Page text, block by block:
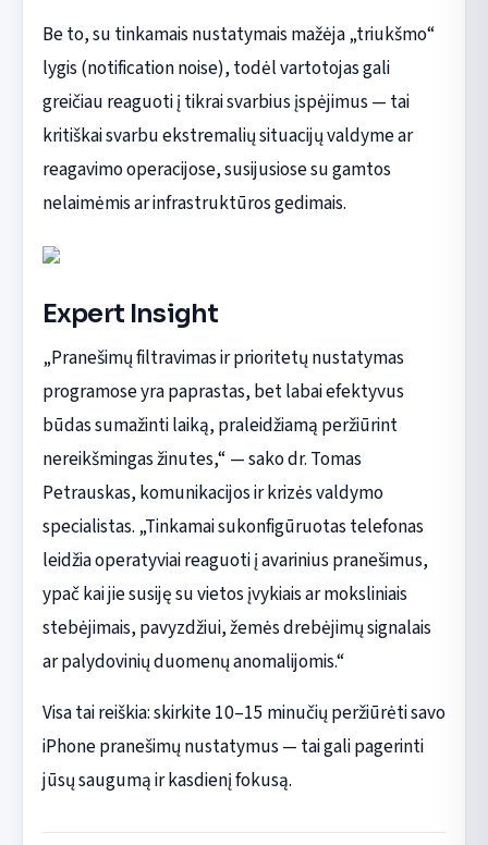
Be to, su tinkamais nustatymais mažėja „triukšmo“
lygis (notification noise), todėl vartotojas gali
greičiau reaguoti į tikrai svarbius įspėjimus — tai
kritiškai svarbu ekstremalių situacijų valdyme ar
reagavimo operacijose, susijusiose su gamtos
nelaimėmis ar infrastruktūros gedimais.
Expert Insight
„Pranešimų filtravimas ir prioritetų nustatymas
programose yra paprastas, bet labai efektyvus
būdas sumažinti laiką, praleidžiamą peržiūrint
nereikšmingas žinutes,“ — sako dr. Tomas
Petrauskas, komunikacijos ir krizės valdymo
specialistas. „Tinkamai sukonfigūruotas telefonas
leidžia operatyviai reaguoti į avarinius pranešimus,
ypač kai jie susiję su vietos įvykiais ar moksliniais
stebėjimais, pavyzdžiui, žemės drebėjimų signalais
ar palydovinių duomenų anomalijomis.“
Visa tai reiškia: skirkite 10–15 minučių peržiūrėti savo
iPhone pranešimų nustatymus — tai gali pagerinti
jūsų saugumą ir kasdienį fokusą.